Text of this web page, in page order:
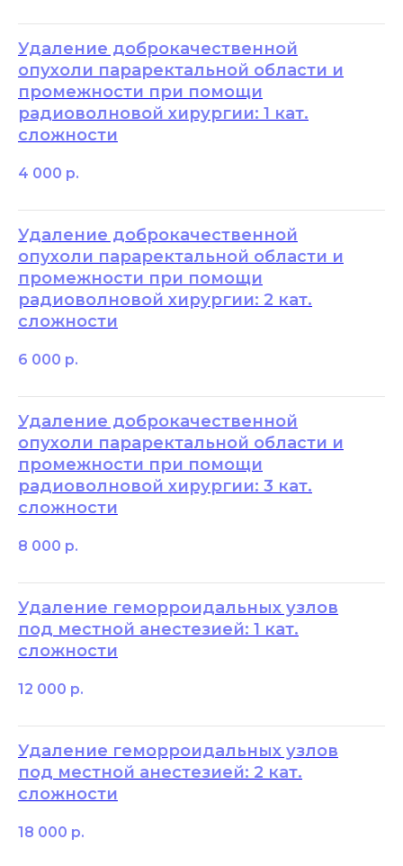
Удаление доброкачественной
опухоли параректальной области и
промежности при помощи
радиоволновой хирургии: 1 кат.
сложности
4 000 р.
Удаление доброкачественной
опухоли параректальной области и
промежности при помощи
радиоволновой хирургии: 2 кат.
сложности
6 000 р.
Удаление доброкачественной
опухоли параректальной области и
промежности при помощи
радиоволновой хирургии: 3 кат.
сложности
8 000 р.
Удаление геморроидальных узлов
под местной анестезией: 1 кат.
сложности
12 000 р.
Удаление геморроидальных узлов
под местной анестезией: 2 кат.
сложности
18 000 р.